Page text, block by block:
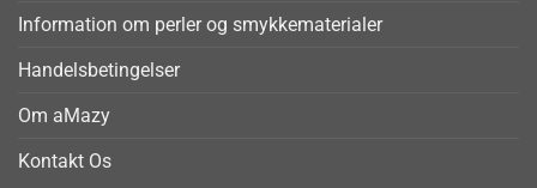
Information om perler og smykkematerialer
Handelsbetingelser
Om aMazy
Kontakt Os